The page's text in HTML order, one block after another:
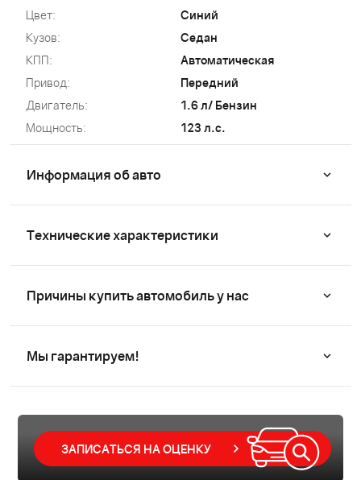
Цвет:
Синий
Кузов:
Седан
КПП:
Автоматическая
Привод:
Передний
Двигатель:
1.6 л/ Бензин
Мощность:
123 л.с.
Информация об авто
Технические характеристики
Причины купить автомобиль у нас
Мы гарантируем!
ЗАПИСАТЬСЯ НА ОЦЕНКУ